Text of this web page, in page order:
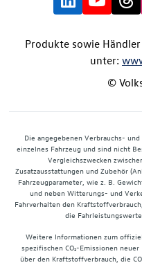
Produkte sowie
unter:
©
Die angegebenen Verbrauchs-
einzelnes Fahrzeug und sind nicht
Vergleichszwecken
Zusatzausstattungen und Zubehör
Fahrzeugparameter, wie z. B.
und neben Witterungs- und
Fahrverhalten den
die
Weitere Informationen zum
spezifischen CO₂-Emissionen
über den Kraftstoffverbrauch, die